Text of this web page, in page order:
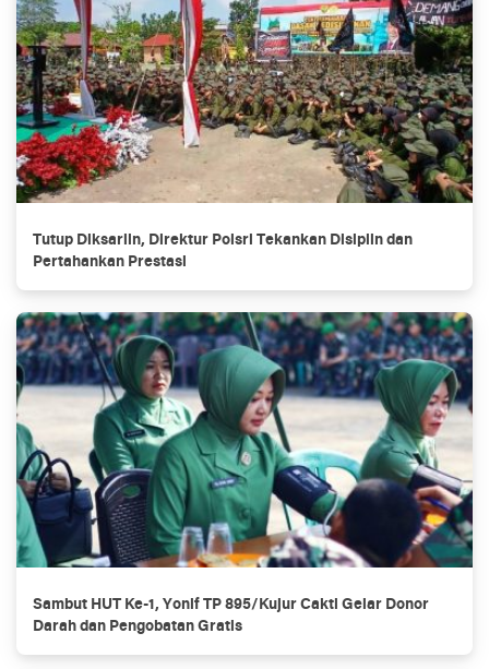
Tutup Diksarlin, Direktur Polsri Tekankan Disiplin dan
Pertahankan Prestasi
Sambut HUT Ke-1, Yonif TP 895/Kujur Cakti Gelar Donor
Darah dan Pengobatan Gratis